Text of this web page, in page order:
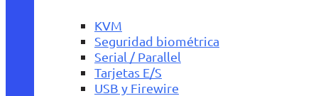
KVM
Seguridad biométrica
Serial / Parallel
Tarjetas E/S
USB y Firewire